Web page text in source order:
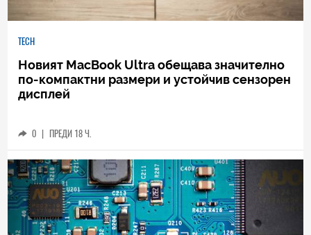
TECH
Новият MacBook Ultra обещава значително
по-компактни размери и устойчив сензорен
дисплей
0 | ПРЕДИ 18 Ч.